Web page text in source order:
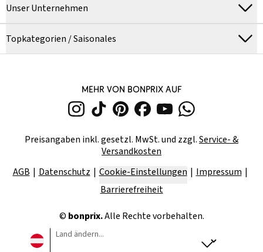
Unser Unternehmen
Topkategorien / Saisonales
MEHR VON BONPRIX AUF
Preisangaben inkl. gesetzl. MwSt. und zzgl.Service- &
Versandkosten
AGB
Datenschutz Cookie-Einstellungen
Impressum
Barrierefreiheit
© bonprix.Alle Rechte vorbehalten.
Land ändern...